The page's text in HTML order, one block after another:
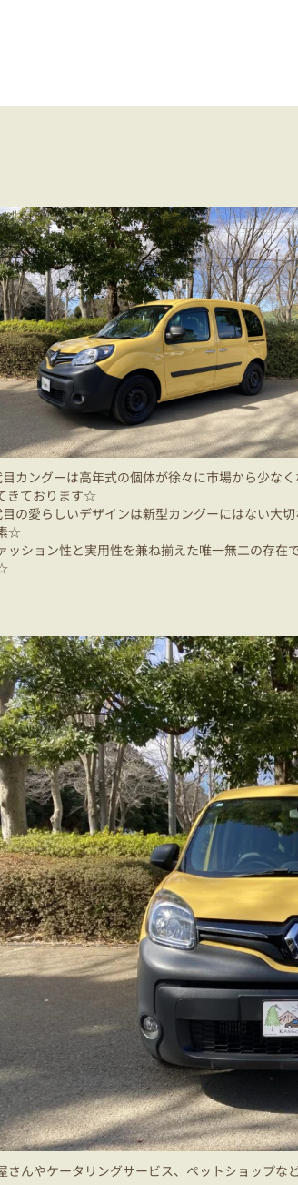
カングーは高年式の個体が徐々に市場から少なく
きております☆
の愛らしいデザインは新型カングーにはない大切
☆
ッション性と実用性を兼ね揃えた唯一無二の存在
さんやケータリングサービス、ペットショップ